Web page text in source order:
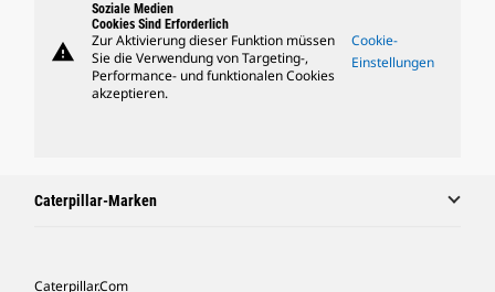
warning
Soziale Medien
Cookies Sind Erforderlich
Zur Aktivierung dieser Funktion müssen
Sie die Verwendung von Targeting-,
Performance- und funktionalen Cookies
akzeptieren.
Cookie-
Einstellungen
Caterpillar-Marken
Caterpillar.com